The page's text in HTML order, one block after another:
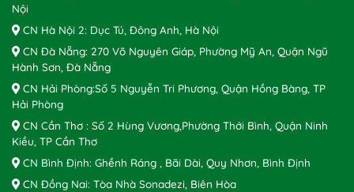
Nội
CN Hà Nội 2: Dục Tú, Đông Anh, Hà Nội
CN Đà Nẵng: 270 Võ Nguyên Giáp, Phường Mỹ An, Quận Ngũ
Hành Sơn, Đà Nẵng
CN Hải Phòng:Số 5 Nguyễn Tri Phương, Quận Hồng Bàng, TP
Hải Phòng
CN Cần Thơ : Số 2 Hùng Vương,Phường Thới Bình, Quận Ninh
Kiều, TP Cần Thơ
CN Bình Định: Ghềnh Ráng , Bãi Dài, Quy Nhơn, Bình Định
CN Đồng Nai: Tòa Nhà Sonadezi, Biên Hòa